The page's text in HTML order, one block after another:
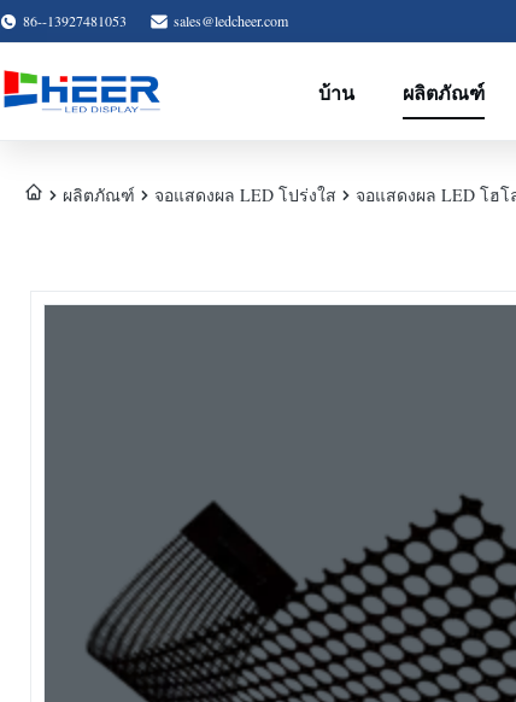
86--13927481053 sales@ledcheer.com
บ้าน ผลิตภัณฑ์
ผลิตภัณฑ์ จอแสดงผล LED โปร่งใส จอแสดงผล LED โฮโ